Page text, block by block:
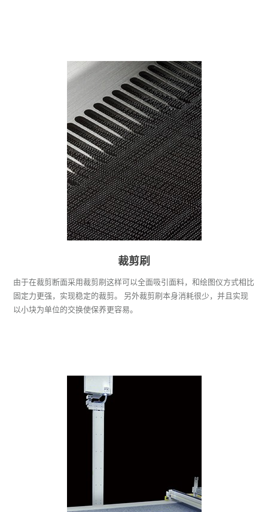
裁剪刷
由于在裁剪断面采用裁剪刷这样可以全面吸引面料，和绘图仪方式相比
固定力更强，实现稳定的裁剪。 另外裁剪刷本身消耗很少，并且实现
以小块为单位的交换使保养更容易。